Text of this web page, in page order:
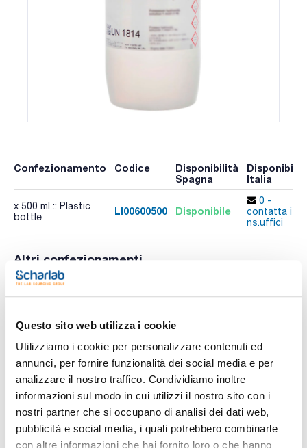
Questo sito web utilizza i cookie
Utilizziamo i cookie per personalizzare contenuti ed
annunci, per fornire funzionalità dei social media e per
analizzare il nostro traffico. Condividiamo inoltre
informazioni sul modo in cui utilizzi il nostro sito con i
nostri partner che si occupano di analisi dei dati web,
pubblicità e social media, i quali potrebbero combinarle
con altre informazioni che hai fornito loro o che hanno
Confezionamento Codice
Disponibilità
Spagna
Italia
x 500 ml :: Plastic
bottle
LI00600500 Disponibile
0 -
contatta i
ns.uffici
Altri confezionamenti
Confezionamento
bottle
LI00600100
scorte
Stampa pagina prodotto
Caratteristiche